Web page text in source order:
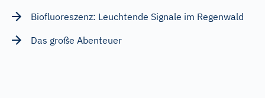
Biofluoreszenz: Leuchtende Signale im Regenwald
Das große Abenteuer